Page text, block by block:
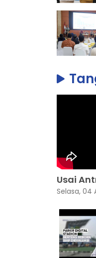
Usai
Selasa, 04